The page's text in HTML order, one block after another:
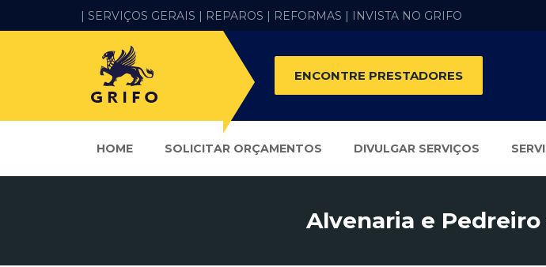
| SERVIÇOS GERAIS | REPAROS | REFORMAS | INVISTA NO GRIFO
ENCONTRE PRESTADORES
HOME SOLICITAR ORÇAMENTOS DIVULGAR SERVIÇOS
Alvenaria e